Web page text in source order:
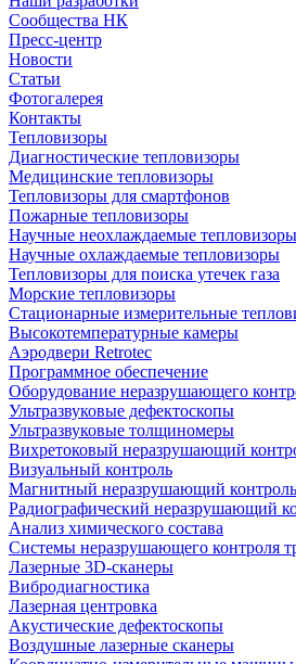
Сообщества НК
Пресс-центр
Новости
Статьи
Фотогалерея
Контакты
Тепловизоры
Диагностические тепловизоры
Медицинские тепловизоры
Тепловизоры для смартфонов
Пожарные тепловизоры
Научные неохлаждаемые тепловизоры
Научные охлаждаемые тепловизоры
Тепловизоры для поиска утечек газа
Морские тепловизоры
Стационарные измерительные
Высокотемпературные камеры
Аэродвери Retrotec
Программное обеспечение
Оборудование неразрушающего
Ультразвуковые дефектоскопы
Ультразвуковые толщиномеры
Вихретоковый неразрушающий
Визуальный контроль
Магнитный неразрушающий контроль
Радиографический неразрушающий
Анализ химического состава
Системы неразрушающего контроля
Лазерные 3D-сканеры
Вибродиагностика
Лазерная центровка
Акустические дефектоскопы
Воздушные лазерные сканеры